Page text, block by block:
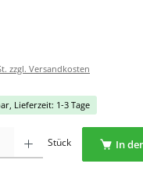
zzgl. Versandkosten
Lieferzeit: 1-3 Tage
Stück In